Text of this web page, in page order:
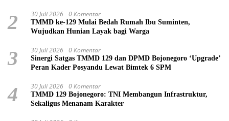
2 30 Juli 2026 0 Komentar
TMMD ke-129 Mulai Bedah Rumah Ibu Suminten,
Wujudkan Hunian Layak bagi Warga
3 30 Juli 2026 0 Komentar
Sinergi Satgas TMMD 129 dan DPMD Bojonegoro ‘Upgrade’
Peran Kader Posyandu Lewat Bimtek 6 SPM
4 30 Juli 2026 0 Komentar
TMMD 129 Bojonegoro: TNI Membangun Infrastruktur,
Sekaligus Menanam Karakter